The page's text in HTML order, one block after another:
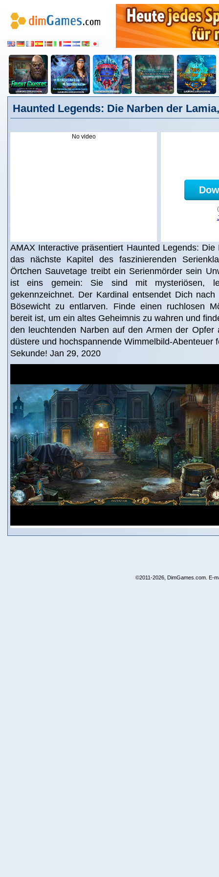
Haunted Legends: Die Narben der
No video
AMAX Interactive präsentiert Haunted Legends:
das nächste Kapitel des faszinierenden
Örtchen Sauvetage treibt ein Serienmörder sein
ist eins gemein: Sie sind mit mysteriösen,
gekennzeichnet. Der Kardinal entsendet Dich
Bösewicht zu entlarven. Finde einen ruchlosen
bereit ist, um ein altes Geheimnis zu wahren und
den leuchtenden Narben auf den Armen der Opfer
düstere und hochspannende Wimmelbild-Abenteuer
Sekunde! Jan 29, 2020
©2011-2026, DimGames.com. E-